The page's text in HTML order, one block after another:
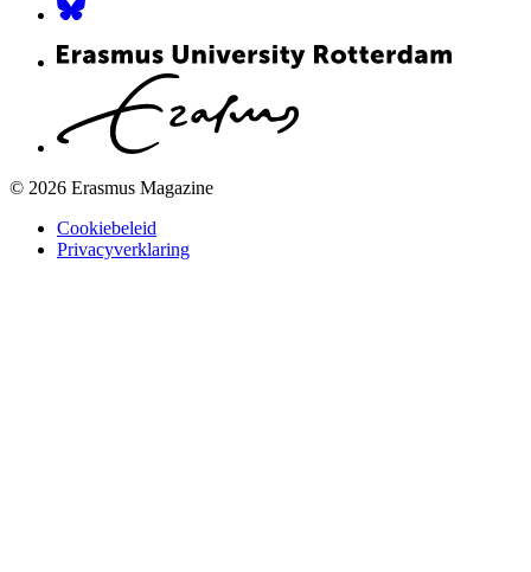
© 2026 Erasmus Magazine
Cookiebeleid
Privacyverklaring